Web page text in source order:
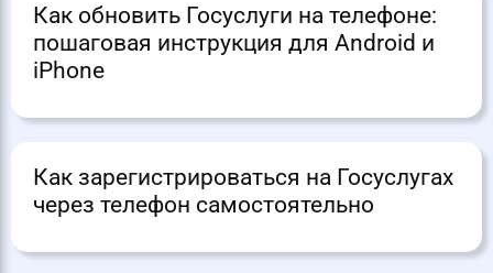
Как обновить Госуслуги на телефоне:
пошаговая инструкция для Android и
iPhone
Как зарегистрироваться на Госуслугах
через телефон самостоятельно